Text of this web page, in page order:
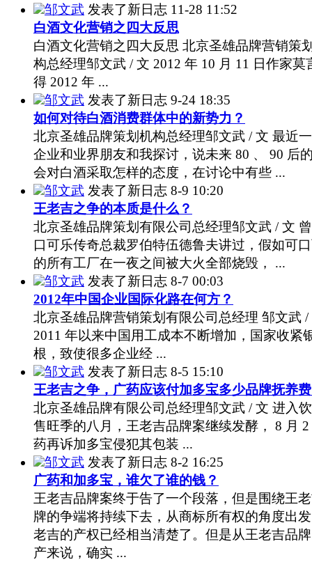
邹文武 发表了新日志 11-28 11:52
白酒文化营销之四大反思
白酒文化营销之四大反思 北京圣雄品牌营销策
构总经理邹文武 / 文 2012 年 10 月 11 日作家莫
得 2012 年 ...
邹文武 发表了新日志 9-24 18:35
如何对待白酒消费群体中的新势力？
北京圣雄品牌策划机构总经理邹文武 / 文 最近
企业和业界朋友和我探讨，说未来 80 、 90 后
会对白酒采取怎样的态度，在讨论中有些 ...
邹文武 发表了新日志 8-9 10:20
王老吉之争的本质是什么？
北京圣雄品牌策划有限公司总经理邹文武 / 文
口可乐传奇总裁罗伯特伍德鲁夫讲过，假如可
的所有工厂在一夜之间被大火全部烧毁， ...
邹文武 发表了新日志 8-7 00:03
2012年中国企业国际化路在何方？
北京圣雄品牌营销策划有限公司总经理 邹文武 /
2011 年以来中国用工成本不断增加，国家收紧
根，致使很多企业经 ...
邹文武 发表了新日志 8-5 15:10
王老吉之争，广药应该付加多宝多少品牌抚养
北京圣雄品牌有限公司总经理邹文武 / 文 进入
售旺季的八月，王老吉品牌案继续发酵， 8 月
药再诉加多宝侵犯其包装 ...
邹文武 发表了新日志 8-2 16:25
广药和加多宝，谁欠了谁的钱？
王老吉品牌案终于告了一个段落，但是围绕王
牌的争端将持续下去，从商标所有权的角度出
老吉的产权已经相当清楚了。但是从王老吉品
产来说，确实 ...